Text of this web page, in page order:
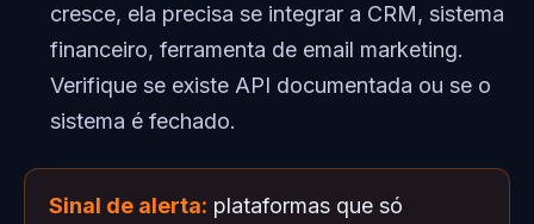
cresce, ela precisa se integrar a CRM, sistema
financeiro, ferramenta de email marketing.
Verifique se existe API documentada ou se o
sistema é fechado.
Sinal de alerta: plataformas que só